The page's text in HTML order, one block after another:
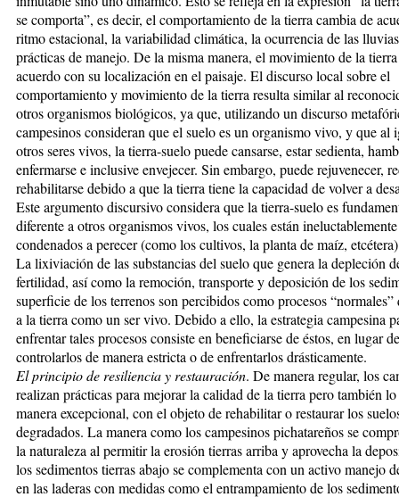
se comporta”, es decir, el comportamiento de la tierra cambia de
ritmo estacional, la variabilidad climá­tica, la ocurrencia de las
prácticas de manejo. De la misma manera, el movimiento de la
acuerdo con su localización en el paisaje. El discurso local sobre el
comportamiento y movimiento de la tierra resulta similar al
otros organismos bioló­gicos, ya que, utilizando un discurso
campesinos consideran que el suelo es un organismo vivo, y que al
otros seres vivos, la tierra-suelo puede cansarse, estar sedienta,
enfermarse e inclusive envejecer. Sin embargo, puede rejuvenecer,
rehabilitarse debido a que la tierra tiene la capacidad de volver a
Este argumento discursivo considera que la tierra-suelo es
diferente a otros organismos vivos, los cuales están ineluctablemente
condenados a perecer (como los cultivos, la planta de maíz,
La lixiviación de las substancias del suelo que genera la depleción
fertilidad, así como la remoción, transporte y deposición de los
superficie de los terrenos son percibidos como procesos “normales”
a la tierra como un ser vivo. Debido a ello, la estrategia campesina
enfrentar tales procesos consiste en beneficiarse de éstos, en lugar
controlarlos de manera estricta o de enfrentarlos drásticamente.
El principio de resiliencia y restauración. De manera regular, los
realizan prácticas para mejorar la calidad de la tierra pero también
manera excepcional, con el objeto de rehabilitar o restaurar los
degradados. La manera como los campesinos pichatareños se
la naturaleza al permitir la erosión tierras arriba y aprovecha la
los sedimentos tierras abajo se complementa con un activo manejo
en las laderas con medidas como el entrampamiento de los